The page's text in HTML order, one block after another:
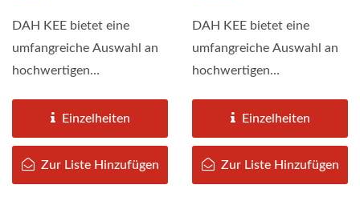
DAH KEE bietet eine
umfangreiche Auswahl an
hochwertigen
gewerbliche 24v-
Starterfahrzeuge....
Einzelheiten
Zur Liste Hinzufügen
DAH KEE bietet eine
umfangreiche Auswahl an
hochwertigen
gewerbliche 24v-
Starterfahrzeuge....
Einzelheiten
Zur Liste Hinzufügen